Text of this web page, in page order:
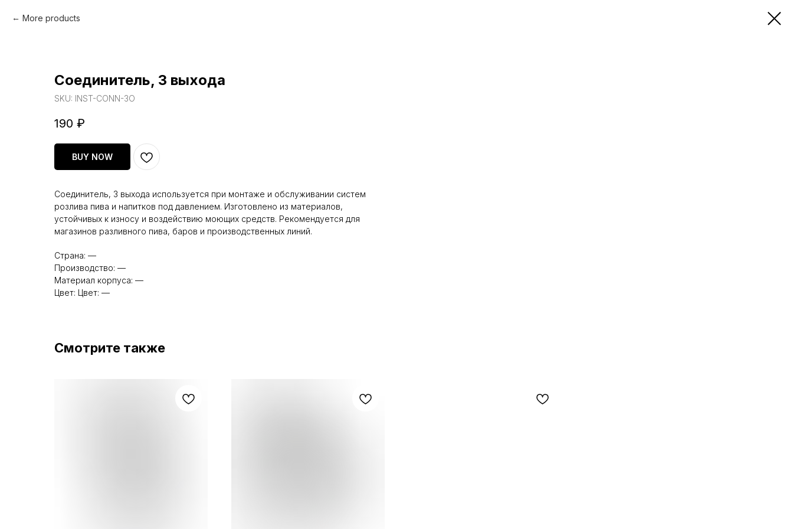
More products
Соединитель, 3 выхода
SKU: INST-CONN-3O
190 ₽
BUY NOW
Соединитель, 3 выхода используется при монтаже и обслуживании систем
розлива пива и напитков под давлением. Изготовлено из материалов,
устойчивых к износу и воздействию моющих средств. Рекомендуется для
магазинов разливного пива, баров и производственных линий.
Страна: —
Производство: —
Материал корпуса: —
Цвет: Цвет: —
Смотрите также